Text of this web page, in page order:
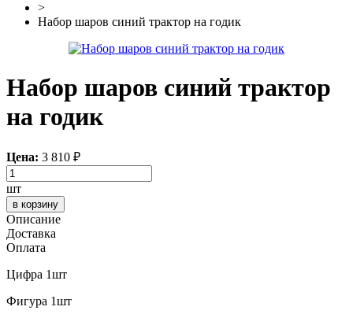
>
Набор шаров синий трактор на годик
Набор шаров синий трактор
на годик
Цена: 3 810 ₽
шт
в корзину
Описание
Доставка
Оплата
Цифра 1шт
Фигура 1шт